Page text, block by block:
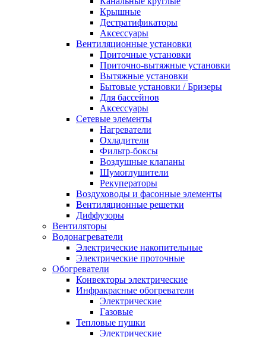
Крышные
Дестратификаторы
Аксессуары
Вентиляционные установки
Приточные установки
Приточно-вытяжные установки
Вытяжные установки
Бытовые установки / Бризеры
Для бассейнов
Аксессуары
Сетевые элементы
Нагреватели
Охладители
Фильтр-боксы
Воздушные клапаны
Шумоглушители
Рекуператоры
Воздуховоды и фасонные элементы
Вентиляционные решетки
Диффузоры
Вентиляторы
Водонагреватели
Электрические накопительные
Электрические проточные
Обогреватели
Конвекторы электрические
Инфракрасные обогреватели
Электрические
Газовые
Тепловые пушки
Электрические